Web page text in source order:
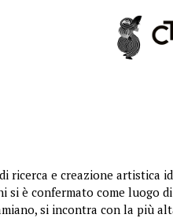
ricerca e creazione artistica
si è confermato come
si incontra con la più